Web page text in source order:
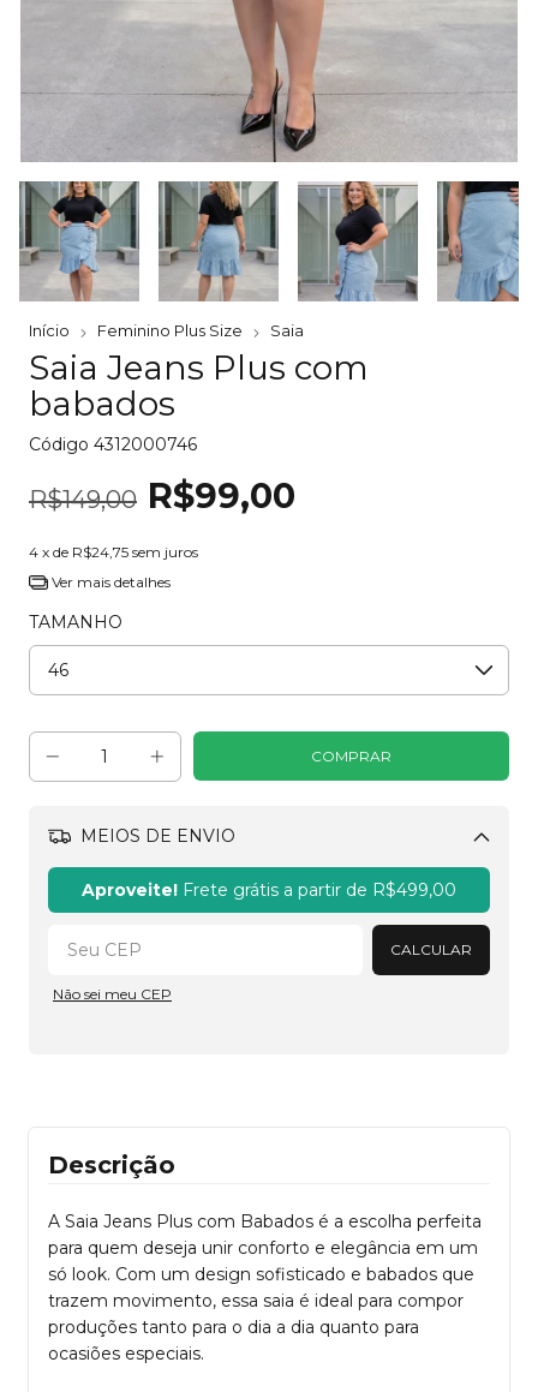
Início Feminino Plus Size Saia
Saia Jeans Plus com
babados
Código 4312000746
R$149,00 R$99,00
4 x de R$24,75 sem juros
Ver mais detalhes
TAMANHO
MEIOS DE ENVIO
Alterar CEP
Aproveite! Frete grátis a partir de R$499,00
CALCULAR
Não sei meu CEP
Descrição
A Saia Jeans Plus com Babados é a escolha perfeita
para quem deseja unir conforto e elegância em um
só look. Com um design sofisticado e babados que
trazem movimento, essa saia é ideal para compor
produções tanto para o dia a dia quanto para
ocasiões especiais.